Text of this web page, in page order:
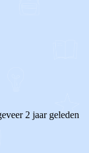
2 jaar geleden